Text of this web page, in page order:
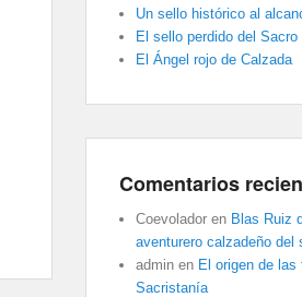
Un sello histórico al
El sello perdido del Sacro
El Ángel rojo de Calzada
Comentarios
Coevolador en Blas Ruiz
aventurero calzadeño del
admin en El origen de las
Sacristanía